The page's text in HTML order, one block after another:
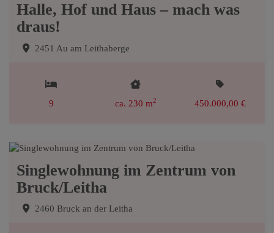
Halle, Hof und Haus – mach was
draus!
2451 Au am Leithaberge
9 ca. 230 m2 450.000,00 €
Singlewohnung im Zentrum von
Bruck/Leitha
2460 Bruck an der Leitha